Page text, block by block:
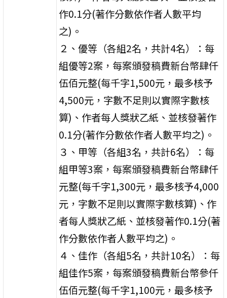
作0.1分(著作分數依作者人數平均
之)。
２、優等（各組2名，共計4名）：每
組優等2案，每案頒發稿費新台幣肆仟
伍佰元整(每千字1,500元，最多核予
4,500元，字數不足則以實際字數核
算)、作者每人獎狀乙紙、並核發著作
0.1分(著作分數依作者人數平均之)。
３、甲等（各組3名，共計6名）：每
組甲等3案，每案頒發稿費新台幣肆仟
元整(每千字1,300元，最多核予4,000
元，字數不足則以實際字數核算)、作
者每人獎狀乙紙、並核發著作0.1分(著
作分數依作者人數平均之)。
４、佳作（各組5名，共計10名）：每
組佳作5案，每案頒發稿費新台幣參仟
伍佰元整(每千字1,100元，最多核予